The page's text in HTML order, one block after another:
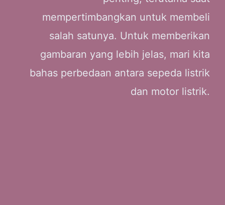
mempertimbangkan untuk membeli
salah satunya. Untuk memberikan
gambaran yang lebih jelas, mari kita
bahas perbedaan antara sepeda listrik
dan motor listrik.